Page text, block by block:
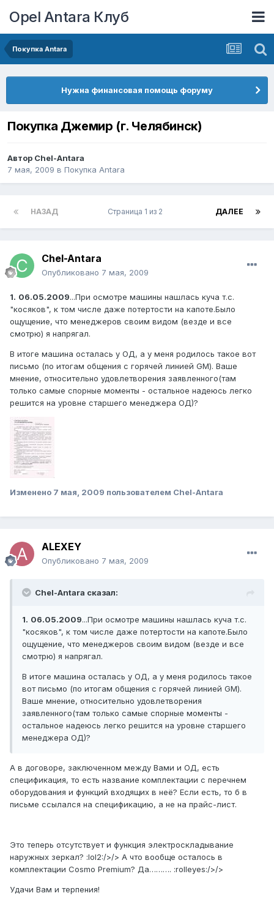
Opel Antara Клуб
Покупка Antara
Нужна финансовая помощь форуму
Покупка Джемир (г. Челябинск)
Автор Chel-Antara
7 мая, 2009 в Покупка Antara
НАЗАД ДАЛЕЕ
Страница 1 из 2
Chel-Antara
Опубликовано 7 мая, 2009
1. 06.05.2009...При осмотре машины нашлась куча т.с.
"косяков", к том числе даже потертости на капоте.Было
ощущение, что менеджеров своим видом (везде и все
смотрю) я напрягал.
В итоге машина осталась у ОД, а у меня родилось такое вот
письмо (по итогам общения с горячей линией GM). Ваше
мнение, относительно удовлетворения заявленного(там
только самые спорные моменты - остальное надеюсь легко
решится на уровне старшего менеджера ОД)?
Изменено 7 мая, 2009 пользователем Chel-Antara
ALEXEY
Опубликовано 7 мая, 2009
Chel-Antara сказал:
1. 06.05.2009...При осмотре машины нашлась куча т.с.
"косяков", к том числе даже потертости на капоте.Было
ощущение, что менеджеров своим видом (везде и все
смотрю) я напрягал.
В итоге машина осталась у ОД, а у меня родилось такое
вот письмо (по итогам общения с горячей линией GM).
Ваше мнение, относительно удовлетворения
заявленного(там только самые спорные моменты -
остальное надеюсь легко решится на уровне старшего
менеджера ОД)?
А в договоре, заключенном между Вами и ОД, есть
спецификация, то есть название комплектации с перечнем
оборудования и функций входящих в неё? Если есть, то б в
письме ссылался на спецификацию, а не на прайс-лист.
Это теперь отсутствует и функция электроскладывание
наружных зеркал? :lol2:/>/> А что вообще осталось в
комплектации Cosmo Premium? Да………. :rolleyes:/>/>
Удачи Вам и терпения!